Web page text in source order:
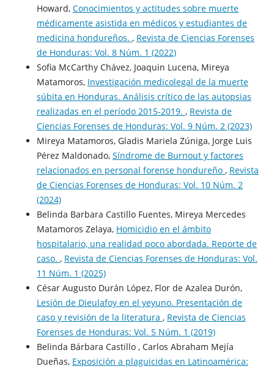
Howard, Conocimientos y actitudes sobre muerte
médicamente asistida en médicos y estudiantes de
medicina hondureños. , Revista de Ciencias Forenses
de Honduras: Vol. 8 Núm. 1 (2022)
Sofia McCarthy Chávez, Joaquin Lucena, Mireya
Matamoros, Investigación medicolegal de la muerte
súbita en Honduras. Análisis crítico de las autopsias
realizadas en el período 2015-2019. , Revista de
Ciencias Forenses de Honduras: Vol. 9 Núm. 2 (2023)
Mireya Matamoros, Gladis Mariela Zúniga, Jorge Luis
Pérez Maldonado, Síndrome de Burnout y factores
relacionados en personal forense hondureño , Revista
de Ciencias Forenses de Honduras: Vol. 10 Núm. 2
(2024)
Belinda Barbara Castillo Fuentes, Mireya Mercedes
Matamoros Zelaya, Homicidio en el ámbito
hospitalario, una realidad poco abordada. Reporte de
caso. , Revista de Ciencias Forenses de Honduras: Vol.
11 Núm. 1 (2025)
César Augusto Durán López, Flor de Azalea Durón,
Lesión de Dieulafoy en el yeyuno. Presentación de
caso y revisión de la literatura , Revista de Ciencias
Forenses de Honduras: Vol. 5 Núm. 1 (2019)
Belinda Bárbara Castillo , Carlos Abraham Mejía
Dueñas, Exposición a plaguicidas en Latinoamérica: